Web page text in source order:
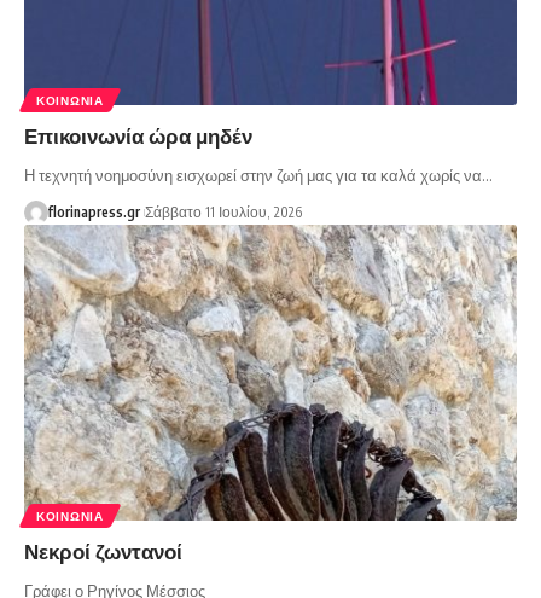
ΚΟΙΝΩΝΊΑ
Επικοινωνία ώρα μηδέν
Η τεχνητή νοημοσύνη εισχωρεί στην ζωή μας για τα καλά χωρίς να…
florinapress.gr Σάββατο 11 Ιουλίου, 2026
ΚΟΙΝΩΝΊΑ
Νεκροί ζωντανοί
Γράφει ο Ρηγίνος Μέσσιος